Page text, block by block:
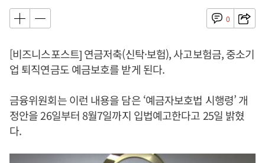
0
[비즈니스포스트] 연금저축(신탁·보험), 사고보험금, 중소기
업 퇴직연금도 예금보호를 받게 된다.
금융위원회는 이런 내용을 담은 ‘예금자보호법 시행령’ 개
정안을 26일부터 8월7일까지 입법예고한다고 25일 밝혔
다.